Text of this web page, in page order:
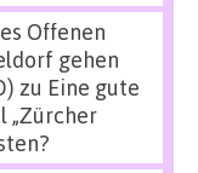
Offenen
gehen
zu Eine gute
„Zürcher